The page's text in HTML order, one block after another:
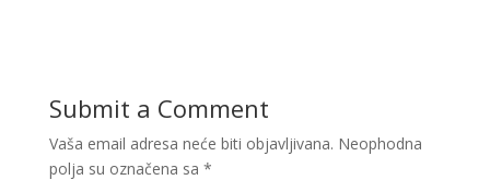
Submit a Comment
Vaša email adresa neće biti objavljivana. Neophodna
polja su označena sa *